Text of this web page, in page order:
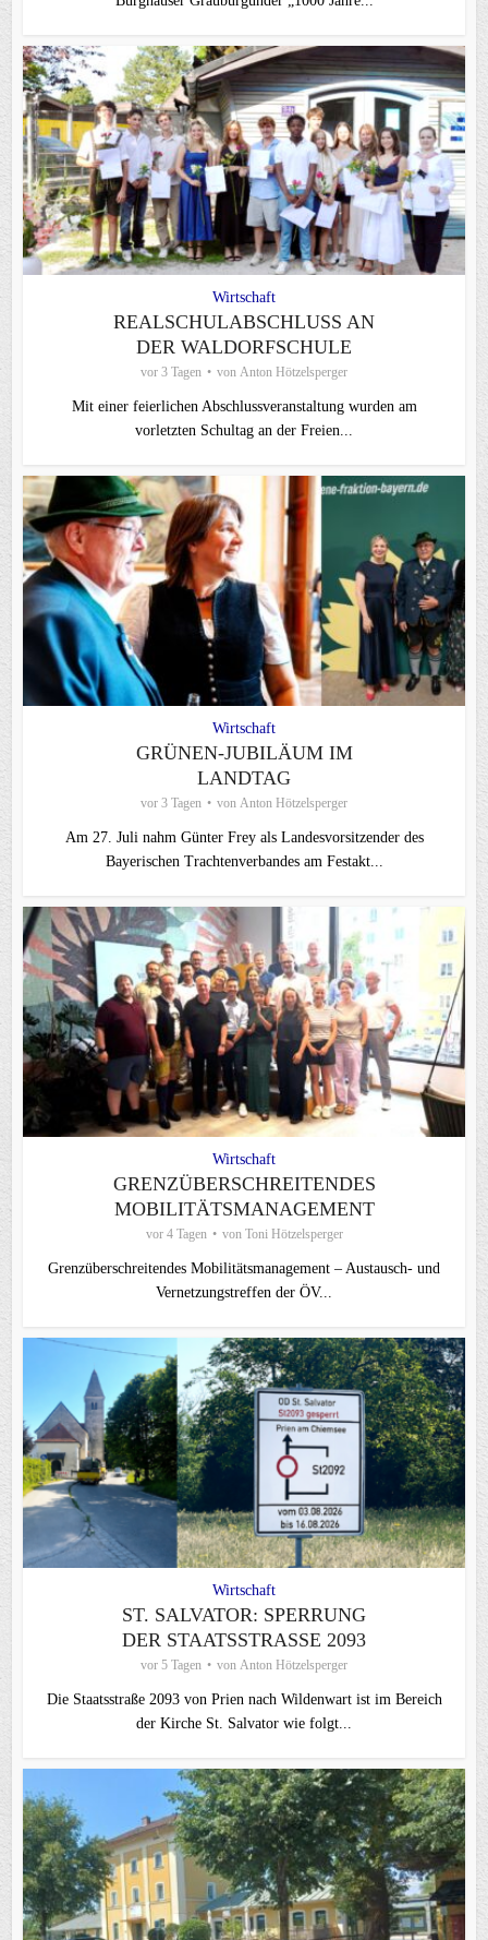
Wirtschaft
REALSCHULABSCHLUSS AN
DER WALDORFSCHULE
vor 3 Tagen von Anton Hötzelsperger
Mit einer feierlichen Abschlussveranstaltung wurden am
vorletzten Schultag an der Freien...
Wirtschaft
GRÜNEN-JUBILÄUM IM
LANDTAG
vor 3 Tagen von Anton Hötzelsperger
Am 27. Juli nahm Günter Frey als Landesvorsitzender des
Bayerischen Trachtenverbandes am Festakt...
Wirtschaft
GRENZÜBERSCHREITENDES
MOBILITÄTSMANAGEMENT
vor 4 Tagen von Toni Hötzelsperger
Grenzüberschreitendes Mobilitätsmanagement – Austausch- und
Vernetzungstreffen der ÖV...
Wirtschaft
ST. SALVATOR: SPERRUNG
DER STAATSSTRASSE 2093
vor 5 Tagen von Anton Hötzelsperger
Die Staatsstraße 2093 von Prien nach Wildenwart ist im Bereich
der Kirche St. Salvator wie folgt...